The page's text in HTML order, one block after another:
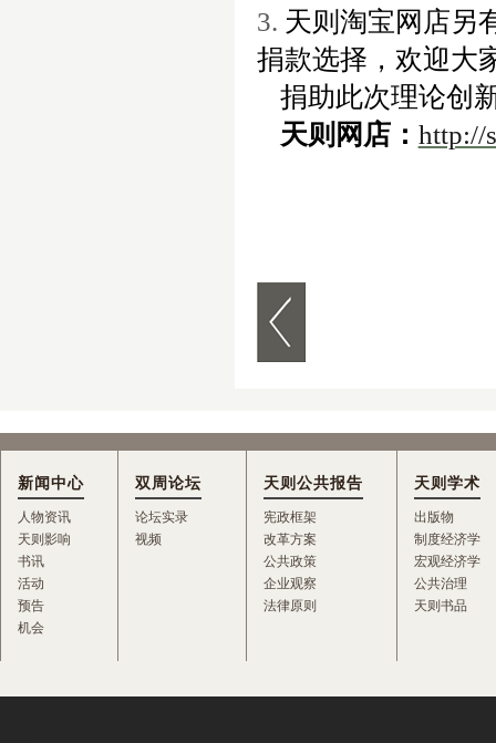
3. 天则淘宝网店另
捐款选择，欢迎大
捐助此次理论创
天则网店： http://
新闻中心
人物资讯
天则影响
书讯
活动
预告
机会
双周论坛
论坛实录
视频
天则公共报告
宪政框架
改革方案
公共政策
企业观察
法律原则
天则学术
出版物
制度经济学
宏观经济学
公共治理
天则书品